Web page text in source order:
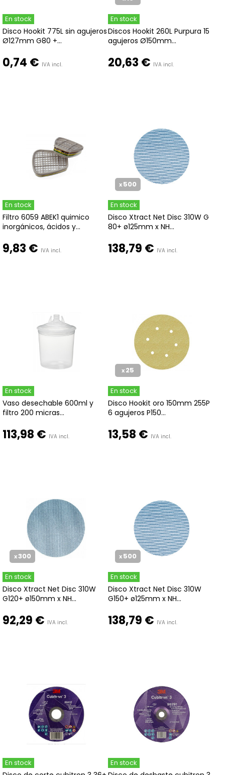
En stock
Disco Hookit 775L sin agujeros
Ø127mm G80 +...
0,74 € IVA incl.
En stock
Discos Hookit 260L Purpura 15
agujeros Ø150mm...
20,63 € IVA incl.
En stock
Filtro 6059 ABEK1 quimico
inorgánicos, ácidos y...
9,83 € IVA incl.
x500
En stock
Disco Xtract Net Disc 310W G
80+ ø125mm x NH...
138,79 € IVA incl.
En stock
Vaso desechable 600ml y
filtro 200 micras...
113,98 € IVA incl.
x25
En stock
Disco Hookit oro 150mm 255P
6 agujeros P150...
13,58 € IVA incl.
x300
En stock
Disco Xtract Net Disc 310W
G120+ ø150mm x NH...
92,29 € IVA incl.
x500
En stock
Disco Xtract Net Disc 310W
G150+ ø125mm x NH...
138,79 € IVA incl.
En stock En stock